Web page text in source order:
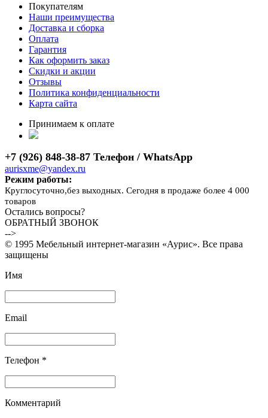
Покупателям
Наши преимущества
Доставка и сборка
Оплата
Гарантия
Как оформить заказ
Скидки и акции
Отзывы
Политика конфиденциальности
Карта сайта
Принимаем к оплате
+7 (926) 848-38-87 Телефон / WhatsApp
aurisxme@yandex.ru
Режим работы:
Круглосуточно,без выходных. Сегодня в продаже более 4 000
товаров
Остались вопросы?
ОБРАТНЫЙ ЗВОНОК
-->
© 1995 Мебельный интернет-магазин «Аурис». Все права
защищены
Имя
Email
Телефон *
Комментарий